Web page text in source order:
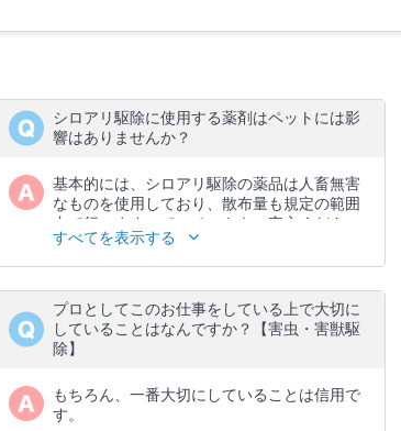
シロアリ駆除に使用する薬剤はペットには影
響はありませんか？
基本的には、シロアリ駆除の薬品は人畜無害
なものを使用しており、散布量も規定の範囲
内で行いますので、ペットもご安心くださ
い。
すべてを表示する
プロとしてこのお仕事をしている上で大切に
していることはなんですか？【害虫・害獣駆
除】
もちろん、一番大切にしていることは信用で
す。